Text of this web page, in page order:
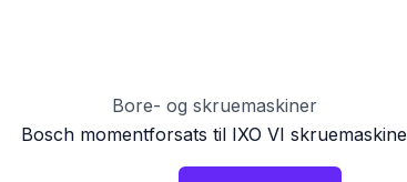
Bore- og skruemaskiner
Bosch momentforsats til IXO VI skruemaskine